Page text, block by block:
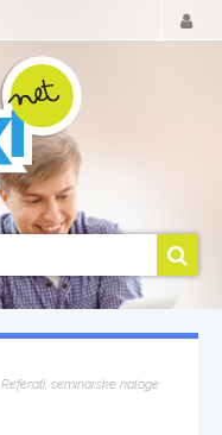
Referati, seminarske naloge